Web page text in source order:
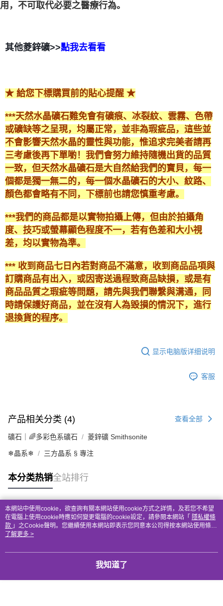
用，不可取代必要之醫療行為。
其他菱鋅礦>>點我去看看
★ 給您下標購買前的貼心提醒 ★
***天然水晶礦石難免會有礦痕、冰裂紋、雲霧、色帶
或礦缺等之呈現，均屬正常，並非為瑕疵品，這些並
不會影響天然水晶的靈性與功能，惟追求完美者請再
三考慮後再下單喲！我們會努力維持隨機出貨的品質
一致，但天然水晶礦石是大自然給我們的寶貝，每一
個都是獨一無二的，每一個水晶礦石的大小、紋路、
顏色都會略有不同，下標前也請您慎重考慮。
***我們的商品都是以實物拍攝上傳，但由於拍攝角
度、技巧或螢幕顯色程度不一，若有色差和大小視
差，均以實物為準。
*** 收到商品七日內若對商品不滿意，收到商品品項與
訂購商品有出入，或因寄送過程致商品缺損，或是有
商品品質之瑕疵等問題，請先與我們聯繫與溝通，同
時請保護好商品，並在沒有人為毀損的情況下，進行
退換貨的程序。
显示电脑版详细说明
客服
产品相关分类 (4) 查看全部
礦石｜🌈多彩色系礦石 菱鋅礦 Smithsonite
❄晶系❄ 三方晶系 § 專注
本分类热销全站排行
热门标签
本網站中使用cookie，欲查詢有關本網站使用cookie方式之詳情，及若您不希望
在電腦上使用cookie時應如何變更電腦的cookie設定，請參閱本網站「 隱私權條
款 」之Cookie聲明。您繼續使用本網站即表示您同意本公司得按本網站使用條款
之Cookie聲明使用cookie。
了解更多 >
我知道了